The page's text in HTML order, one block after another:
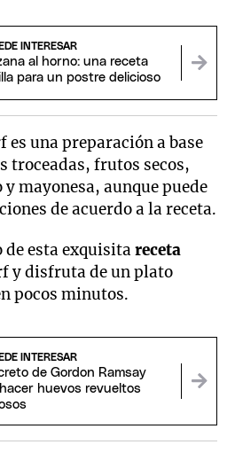
INTERESAR
al horno: una receta
para un postre delicioso
es una preparación a base
troceadas, frutos secos,
mayonesa, aunque puede
de acuerdo a la receta.
de esta exquisitareceta
y disfruta de un plato
pocos minutos.
INTERESAR
de Gordon Ramsay
huevos revueltos